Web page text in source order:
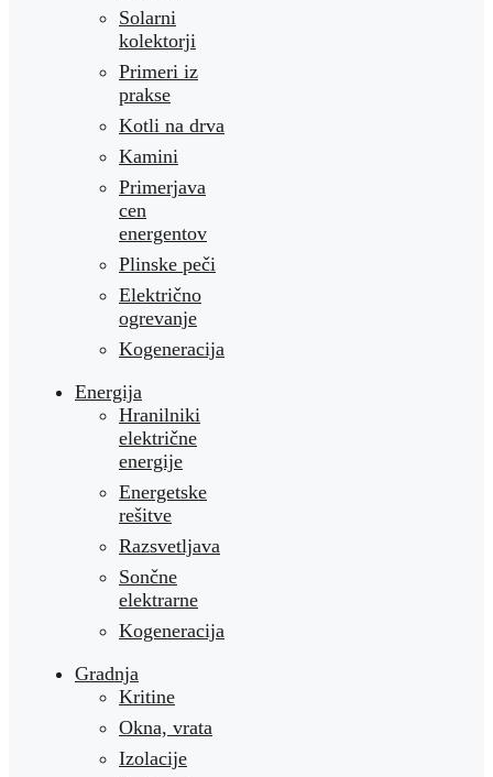
Solarni
kolektorji
Primeri iz
prakse
Kotli na drva
Kamini
Primerjava
cen
energentov
Plinske peči
Električno
ogrevanje
Kogeneracija
Energija
Hranilniki
električne
energije
Energetske
rešitve
Razsvetljava
Sončne
elektrarne
Kogeneracija
Gradnja
Kritine
Okna, vrata
Izolacije